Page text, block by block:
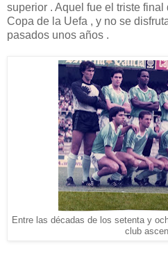
superior . Aquel fue el triste
Copa de la Uefa , y no se
pasados unos años .
Entre las décadas de los setenta y
club